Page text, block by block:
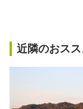
近隣のおス